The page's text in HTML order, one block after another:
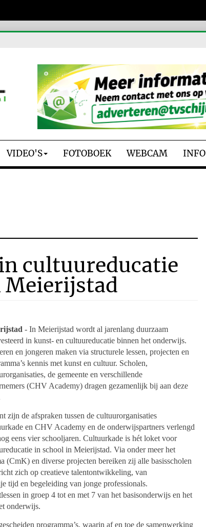
VIDEO'S FOTOBOEK WEBCAM INFO
cultuureducatie
- In Meierijstad wordt al jarenlang duurzaam
in kunst- en cultuureducatie binnen het onderwijs.
en jongeren maken via structurele lessen, projecten en
kennis met kunst en cultuur. Scholen,
de gemeente en verschillende
(CHV Academy) dragen gezamenlijk bij aan deze
zijn de afspraken tussen de cultuurorganisaties
en CHV Academy en de onderwijspartners verlengd
eens vier schooljaren. Cultuurkade is hét loket voor
in school in Meierijstad. Via onder meer het
en diverse projecten bereiken zij alle basisscholen
zich op creatieve talentontwikkeling, van
tijd en begeleiding van jonge professionals.
in groep 4 tot en met 7 van het basisonderwijs en het
onderwijs.
programma’s, waarin af en toe de samenwerking